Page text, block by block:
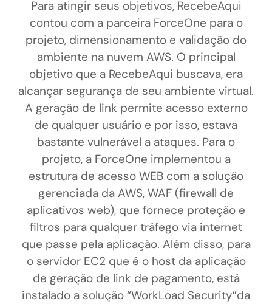
Para atingir seus objetivos, RecebeAqui
contou com a parceira ForceOne para o
projeto, dimensionamento e validação do
ambiente na nuvem AWS. O principal
objetivo que a RecebeAqui buscava, era
alcançar segurança de seu ambiente virtual.
A geração de link permite acesso externo
de qualquer usuário e por isso, estava
bastante vulnerável a ataques. Para o
projeto, a ForceOne implementou a
estrutura de acesso WEB com a solução
gerenciada da AWS, WAF (firewall de
aplicativos web), que fornece proteção e
filtros para qualquer tráfego via internet
que passe pela aplicação. Além disso, para
o servidor EC2 que é o host da aplicação
de geração de link de pagamento, está
instalado a solução “WorkLoad Security”da